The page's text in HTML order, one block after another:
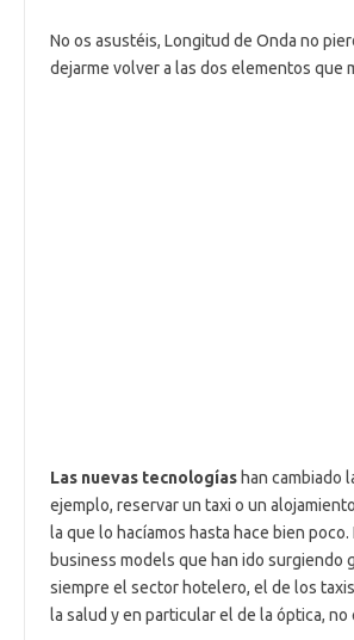
No os asustéis, Longitud de Onda no
dejarme volver a las dos elementos que
Las nuevas tecnologíashan cambiado
ejemplo, reservar un taxi o un
la que lo hacíamos hasta hace bien
business models que han ido surgiendo
siempre el sector hotelero, el de los
la salud y en particular el de la óptica,